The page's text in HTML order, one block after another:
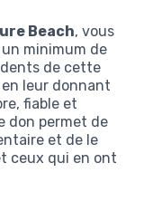
Beach, vous
minimum de
de cette
leur donnant
fiable et
don permet de
et de le
ceux qui en ont